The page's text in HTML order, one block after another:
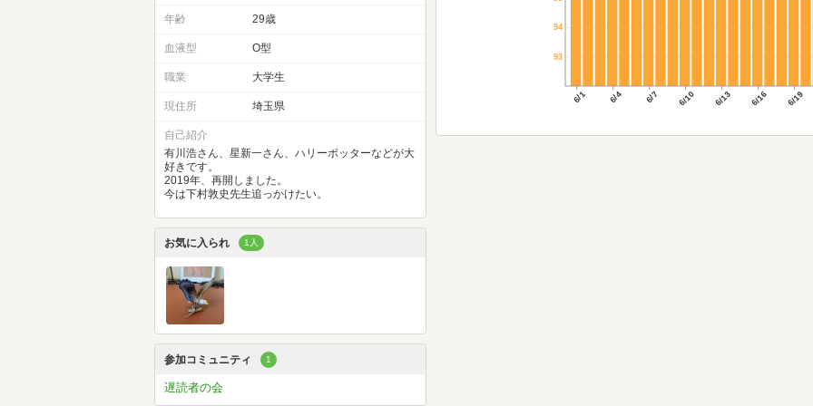
6/1 6/4 6/7 6/10 6/13 6/16 6/19
93
94
年齢 29歳
血液型 O型
職業 大学生
現住所 埼玉県
自己紹介
有川浩さん、星新一さん、ハリーポッターなどが大
好きです。
2019年、再開しました。
今は下村敦史先生追っかけたい。
お気に入られ 1人
参加コミュニティ 1
遅読者の会